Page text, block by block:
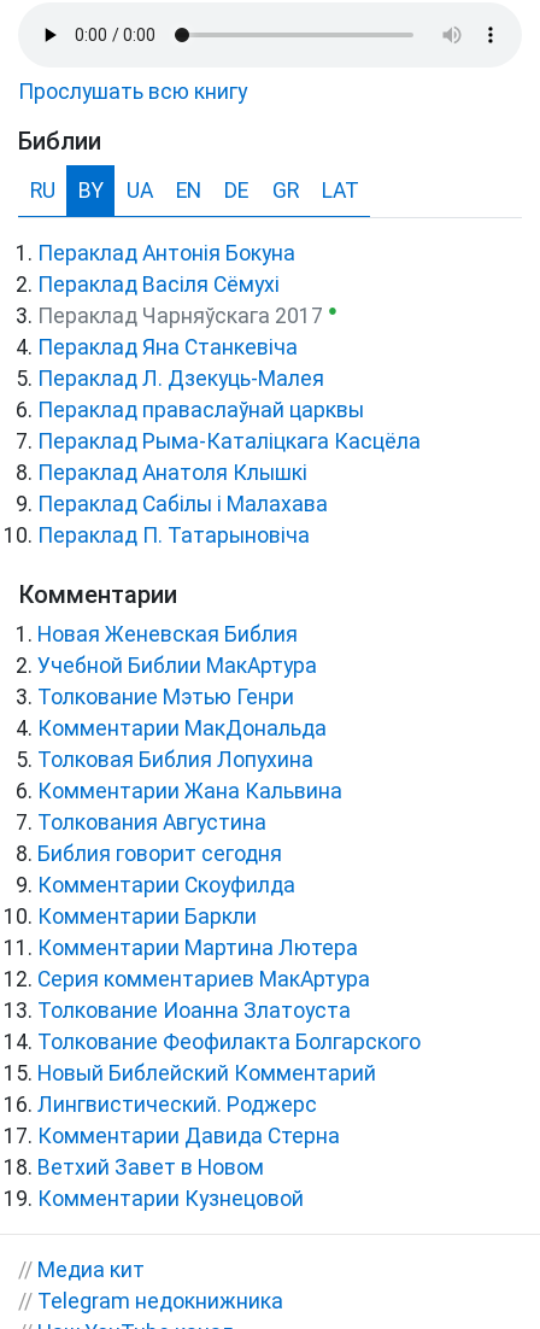
Прослушать всю книгу
Библии
RU BY UA EN DE GR LAT
Пераклад Антонія Бокуна
Пераклад Васіля Сёмухі
Пераклад Чарняўскага 2017 ●
Пераклад Яна Станкевіча
Пераклад Л. Дзекуць-Малея
Пераклад праваслаўнай царквы
Пераклад Рыма-Каталіцкага Касцёла
Пераклад Анатоля Клышкi
Пераклад Сабілы і Малахава
Пераклад П. Татарыновіча
Комментарии
Новая Женевская Библия
Учебной Библии МакАртура
Толкование Мэтью Генри
Комментарии МакДональда
Толковая Библия Лопухина
Комментарии Жана Кальвина
Толкования Августина
Библия говорит сегодня
Комментарии Скоуфилда
Комментарии Баркли
Комментарии Мартина Лютера
Серия комментариев МакАртура
Толкование Иоанна Златоуста
Толкование Феофилакта Болгарского
Новый Библейский Комментарий
Лингвистический. Роджерс
Комментарии Давида Стерна
Ветхий Завет в Новом
Комментарии Кузнецовой
// Медиа кит
// Telegram недокнижника